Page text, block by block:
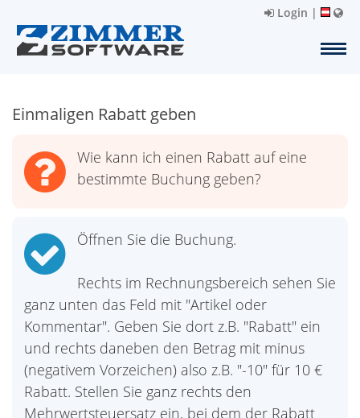
Login |
Einmaligen Rabatt geben
Wie kann ich einen Rabatt auf eine
bestimmte Buchung geben?
Öffnen Sie die Buchung.
Rechts im Rechnungsbereich sehen Sie
ganz unten das Feld mit "Artikel oder
Kommentar". Geben Sie dort z.B. "Rabatt" ein
und rechts daneben den Betrag mit minus
(negativem Vorzeichen) also z.B. "-10" für 10 €
Rabatt. Stellen Sie ganz rechts den
Mehrwertsteuersatz ein, bei dem der Rabatt